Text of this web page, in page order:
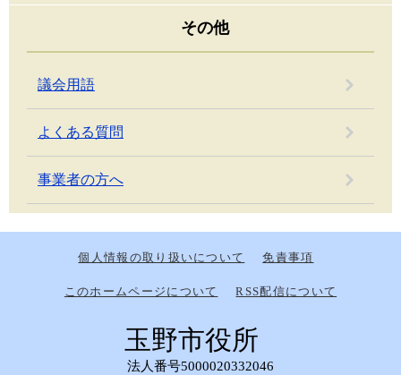
その他
議会用語
よくある質問
事業者の方へ
個人情報の取り扱いについて 免責事項
このホームページについて RSS配信について
玉野市役所
法人番号5000020332046